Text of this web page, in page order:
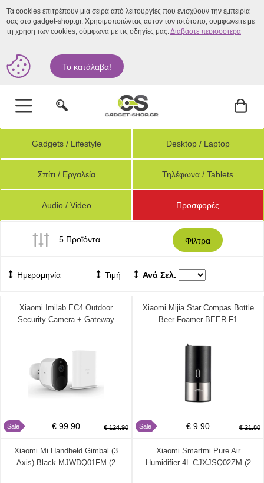
Τα cookies επιτρέπουν μια σειρά από λειτουργίες που ενισχύουν την εμπειρία
σας στο gadget-shop.gr. Χρησιμοποιώντας αυτόν τον ιστότοπο, συμφωνείτε με
τη χρήση των cookies, σύμφωνα με τις οδηγίες μας.Διαβάστε περισσότερα
Το κατάλαβα!
.
Gadgets / Lifestyle Desktop / Laptop
Σπίτι / Εργαλεία Τηλέφωνα / Tablets
Audio / Video Προσφορές
5 Προϊόντα Φίλτρα
Ημερομηνία Τιμή Ανά Σελ.
Xiaomi Imilab EC4 Outdoor
Security Camera + Gateway
€ 99.90 € 124.90
Sale
Xiaomi Mijia Star Compas Bottle
Beer Foamer BEER-F1
€ 9.90 € 21.80
Sale
Xiaomi Mi Handheld Gimbal (3
Axis) Black MJWDQ01FM (2
Xiaomi Smartmi Pure Air
Humidifier 4L CJXJSQ02ZM (2